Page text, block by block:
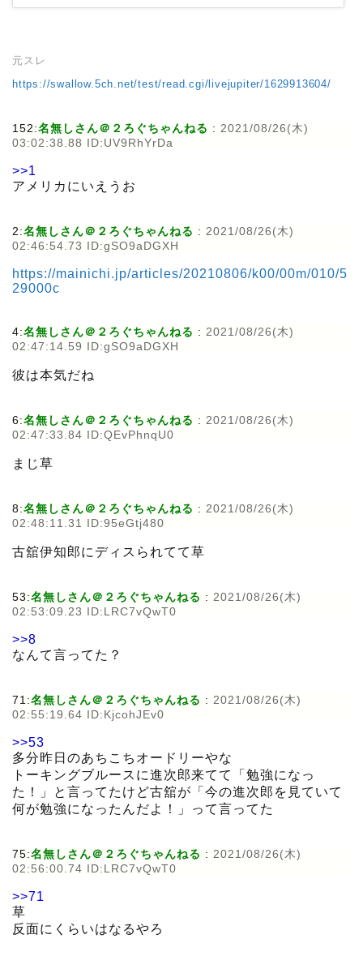
元スレ
https://swallow.5ch.net/test/read.cgi/livejupiter/1629913604/
152:名無しさん＠２ろぐちゃんねる : 2021/08/26(木)
03:02:38.88 ID:UV9RhYrDa
>>1
アメリカにいえうお
2:名無しさん＠２ろぐちゃんねる : 2021/08/26(木)
02:46:54.73 ID:gSO9aDGXH
https://mainichi.jp/articles/20210806/k00/00m/010/5
29000c
4:名無しさん＠２ろぐちゃんねる : 2021/08/26(木)
02:47:14.59 ID:gSO9aDGXH
彼は本気だね
6:名無しさん＠２ろぐちゃんねる : 2021/08/26(木)
02:47:33.84 ID:QEvPhnqU0
まじ草
8:名無しさん＠２ろぐちゃんねる : 2021/08/26(木)
02:48:11.31 ID:95eGtj480
古舘伊知郎にディスられてて草
53:名無しさん＠２ろぐちゃんねる : 2021/08/26(木)
02:53:09.23 ID:LRC7vQwT0
>>8
なんて言ってた？
71:名無しさん＠２ろぐちゃんねる : 2021/08/26(木)
02:55:19.64 ID:KjcohJEv0
>>53
多分昨日のあちこちオードリーやな
トーキングブルースに進次郎来てて「勉強になっ
た！」と言ってたけど古舘が「今の進次郎を見ていて
何が勉強になったんだよ！」って言ってた
75:名無しさん＠２ろぐちゃんねる : 2021/08/26(木)
02:56:00.74 ID:LRC7vQwT0
>>71
草
反面にくらいはなるやろ